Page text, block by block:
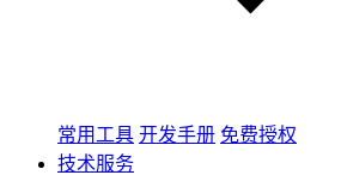
常用工具 开发手册 免费授权
技术服务